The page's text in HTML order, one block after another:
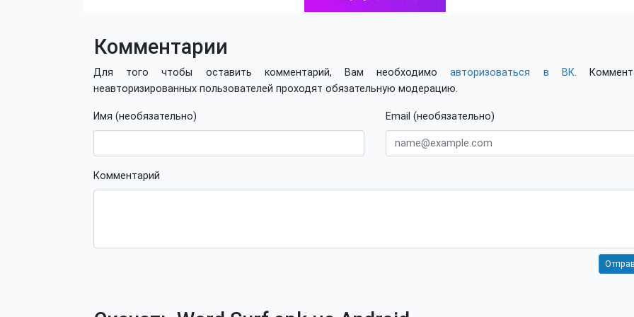
Комментарии
Для того чтобы оставить комментарий, Вам необходимоавторизоваться в ВК.
неавторизированных пользователей проходят обязательную модерацию.
Имя (необязательно) Email (необязательно)
Комментарий